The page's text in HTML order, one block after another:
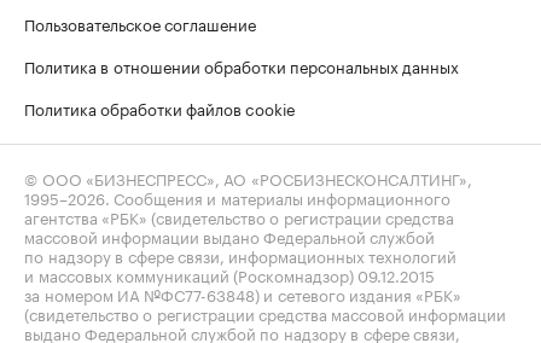
Пользовательское соглашение
Политика в отношении обработки персональных данных
Политика обработки файлов cookie
© ООО «БИЗНЕСПРЕСС», АО «РОСБИЗНЕСКОНСАЛТИНГ»,
1995–2026 . Сообщения и материалы информационного
агентства «РБК» (свидетельство о регистрации средства
массовой информации выдано Федеральной службой
по надзору в сфере связи, информационных технологий
и массовых коммуникаций (Роскомнадзор) 09.12.2015
за номером ИА №ФС77-63848) и сетевого издания «РБК»
(свидетельство о регистрации средства массовой информации
выдано Федеральной службой по надзору в сфере связи,